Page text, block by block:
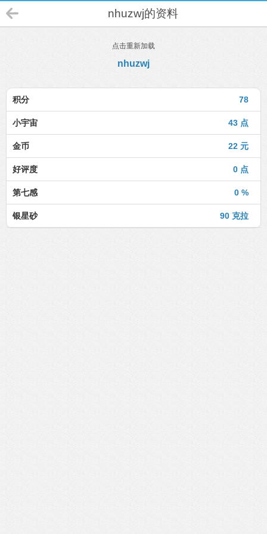
nhuzwj的资料
点击重新加载
nhuzwj
78
积分
43 点
小宇宙
22 元
金币
0 点
好评度
0 %
第七感
90 克拉
银星砂